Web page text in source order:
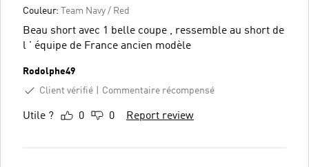
Couleur: Team Navy / Red
Beau short avec 1 belle coupe , ressemble au short de
l ' équipe de France ancien modèle
Rodolphe49
Client vérifié
Commentaire récompensé
Utile ? 0 0 Report review